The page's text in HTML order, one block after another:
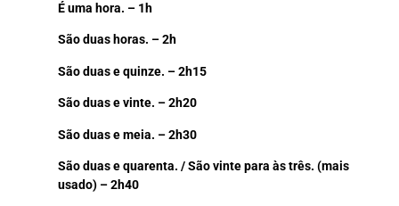
É uma hora. – 1h
São duas horas. – 2h
São duas e quinze. – 2h15
São duas e vinte. – 2h20
São duas e meia. – 2h30
São duas e quarenta. / São vinte para às três. (mais
usado) – 2h40